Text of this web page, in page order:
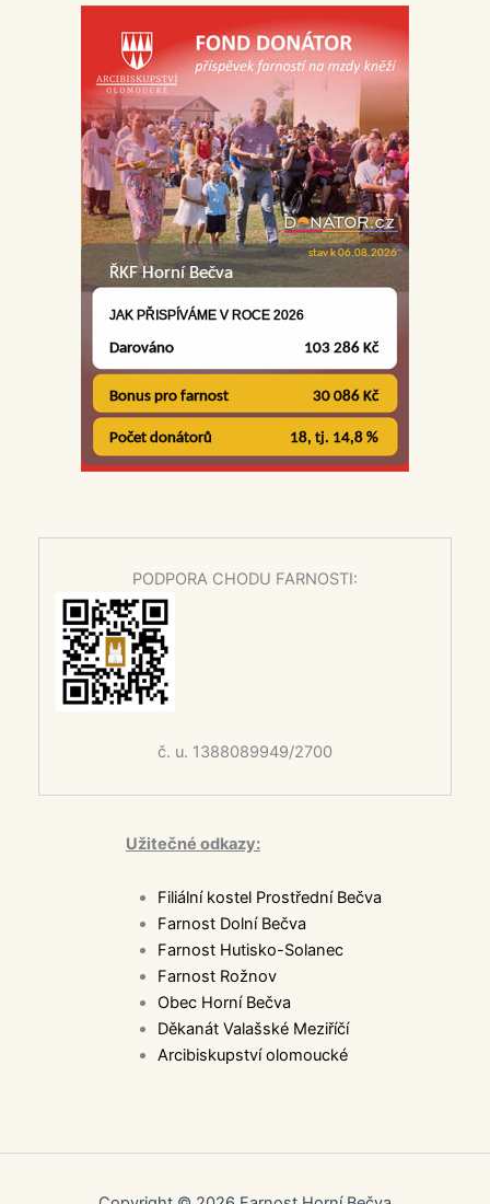
PODPORA CHODU FARNOSTI:
č. u. 1388089949/2700
Užitečné odkazy:
Filiální kostel Prostřední Bečva
Farnost Dolní Bečva
Farnost Hutisko-Solanec
Farnost Rožnov
Obec Horní Bečva
Děkanát Valašské Meziříčí
Arcibiskupství olomoucké